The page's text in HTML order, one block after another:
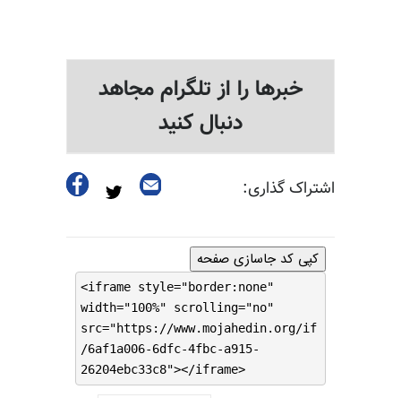
خبرها را از تلگرام مجاهد
دنبال کنید
اشتراک گذاری:
کپی کد جاسازی صفحه
<iframe style="border:none"
width="100%" scrolling="no"
src="https://www.mojahedin.org/if
/6af1a006-6dfc-4fbc-a915-
26204ebc33c8"></iframe>